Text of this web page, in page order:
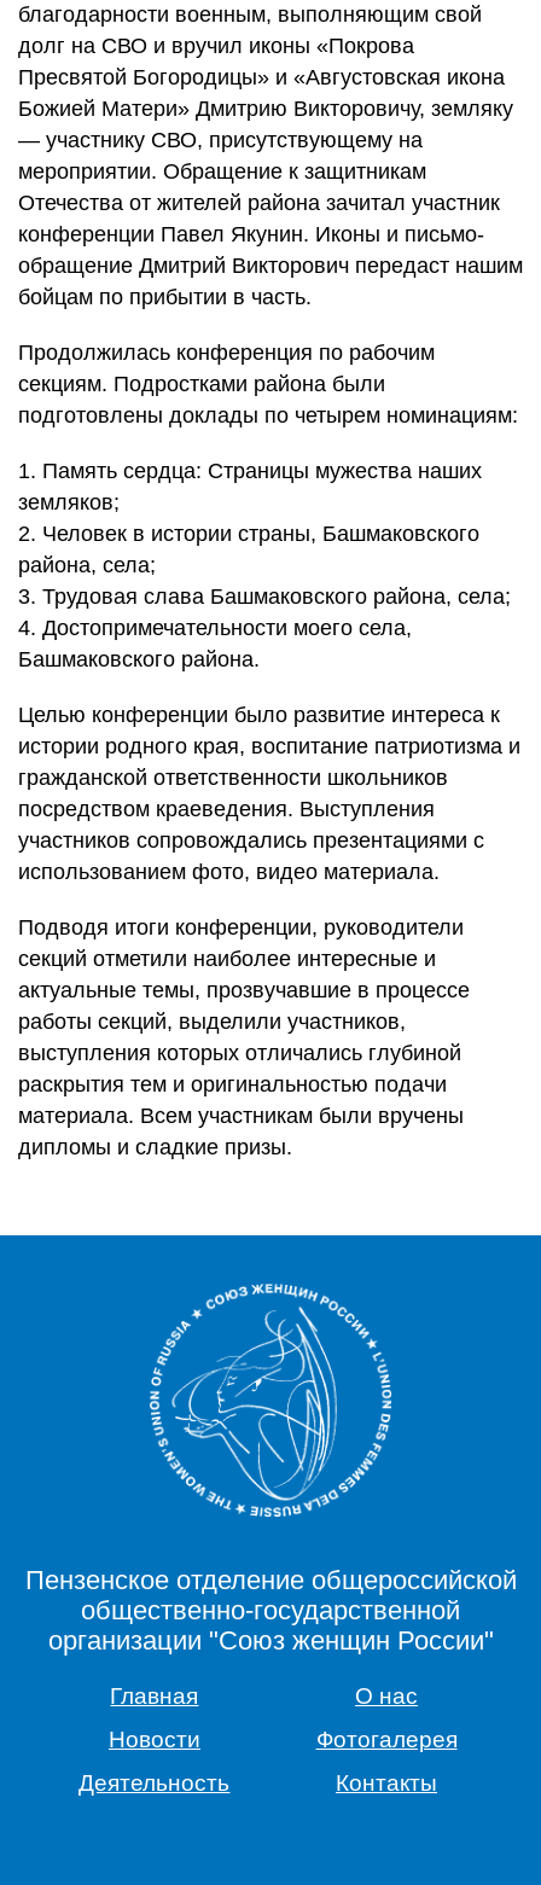
благодарности военным, выполняющим свой
долг на СВО и вручил иконы «Покрова
Пресвятой Богородицы» и «Августовская икона
Божией Матери» Дмитрию Викторовичу, земляку
— участнику СВО, присутствующему на
мероприятии. Обращение к защитникам
Отечества от жителей района зачитал участник
конференции Павел Якунин. Иконы и письмо-
обращение Дмитрий Викторович передаст нашим
бойцам по прибытии в часть.
Продолжилась конференция по рабочим
секциям. Подростками района были
подготовлены доклады по четырем номинациям:
1. Память сердца: Страницы мужества наших
земляков;
2. Человек в истории страны, Башмаковского
района, села;
3. Трудовая слава Башмаковского района, села;
4. Достопримечательности моего села,
Башмаковского района.
Целью конференции было развитие интереса к
истории родного края, воспитание патриотизма и
гражданской ответственности школьников
посредством краеведения. Выступления
участников сопровождались презентациями с
использованием фото, видео материала.
Подводя итоги конференции, руководители
секций отметили наиболее интересные и
актуальные темы, прозвучавшие в процессе
работы секций, выделили участников,
выступления которых отличались глубиной
раскрытия тем и оригинальностью подачи
материала. Всем участникам были вручены
дипломы и сладкие призы.
Пензенское отделение общероссийской
общественно-государственной
организации "Союз женщин России"
Главная
О нас
Новости
Фотогалерея
Деятельность
Контакты